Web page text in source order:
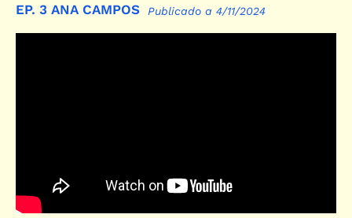
EP. 3 ANA CAMPOS Publicado a 4/11/2024